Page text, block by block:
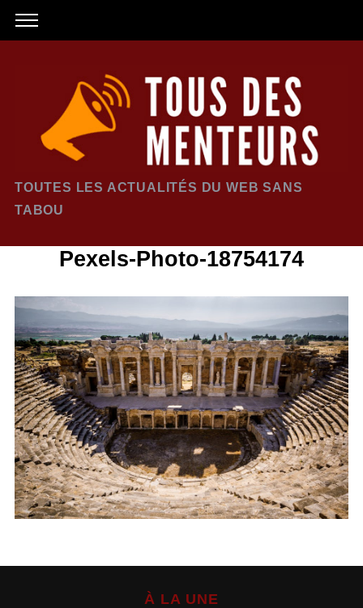
TOUTES LES ACTUALITÉS DU WEB SANS
TABOU
Pexels-Photo-18754174
À LA UNE
S
e
c